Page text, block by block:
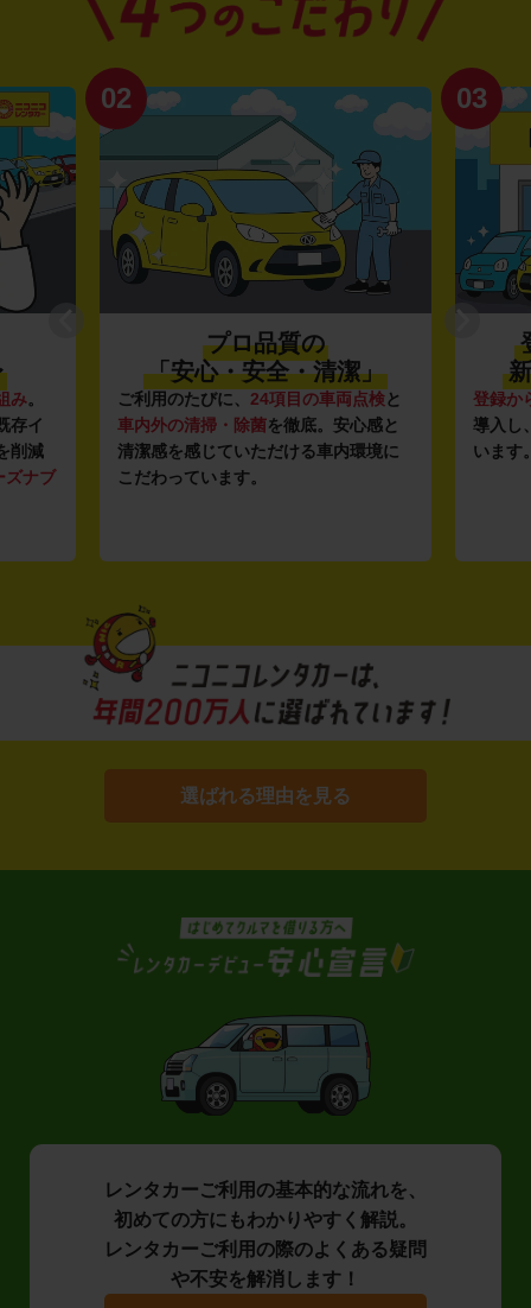
み。
存イ
削減
ズナブ
02
プロ品質の
「安心・安全・清潔」
ご利用のたびに、 24項目の車両点検と
車内外の清掃・除菌を徹底。安心感と
清潔感を感じていただける車内環境に
こだわっています。
03
登録か
導入し
います
選ばれる理由を見る
レンタカーご利用の基本的な流れを、
初めての方にもわかりやすく解説。
レンタカーご利用の際のよくある疑問
や不安を解消します！